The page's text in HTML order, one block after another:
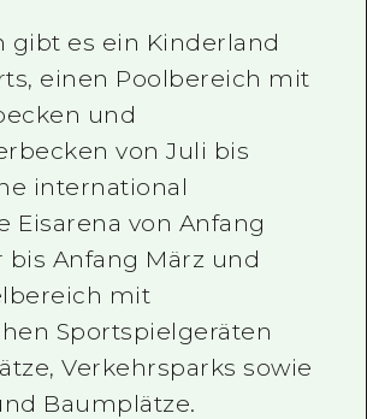
gibt es ein Kinderland
einen Poolbereich mit
und
von Juli bis
international
Eisarena von Anfang
bis Anfang März und
mit
Sportspielgeräten
Verkehrsparks sowie
Baumplätze.